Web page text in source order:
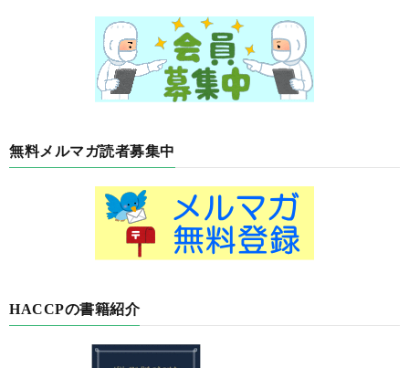
無料メルマガ読者募集中
HACCPの書籍紹介